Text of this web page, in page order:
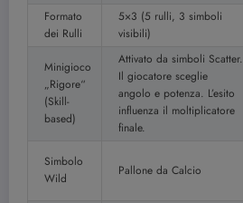
Formato
dei Rulli
5×3 (5 rulli, 3 simboli
visibili)
Minigioco
„Rigore“
(Skill-
based)
Attivato da simboli Scatter.
Il giocatore sceglie
angolo e potenza. L’esito
influenza il moltiplicatore
finale.
Simbolo
Wild
Pallone da Calcio